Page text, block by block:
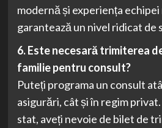
modernă și experiența echipei
garantează un nivel ridicat de
6. Este necesară trimiterea
familie pentru consult?
Puteți programa un consult
asigurări, cât și în regim
stat, aveți nevoie de bilet de